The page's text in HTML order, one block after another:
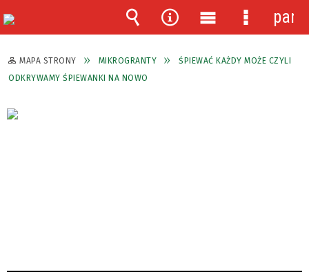
MAPA STRONY MIKROGRANTY
ŚPIEWAĆ KAŻDY MOŻE CZYLI
ODKRYWAMY ŚPIEWANKI NA NOWO
Wyszukiwarka
Narzędzia
Menu
główne
Menu